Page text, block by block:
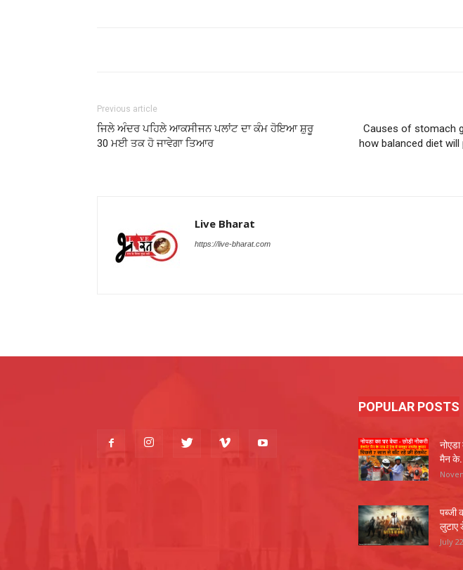
Previous article
ਜਿਲੇ ਅੰਦਰ ਪਹਿਲੇ ਆਕਸੀਜਨ ਪਲਾਂਟ ਦਾ ਕੰਮ ਹੋਇਆ ਸ਼ੁਰੂ
30 ਮਈ ਤਕ ਹੋ ਜਾਵੇਗਾ ਤਿਆਰ
Causes of stomach
how balanced diet
Live Bharat
https://live-bharat.com
POPULAR POSTS
मैन
पब्जी
लुटाए
July